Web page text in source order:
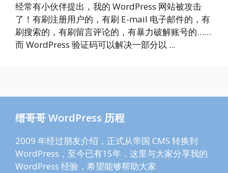
经常有小伙伴提出，我的 WordPress 网站被攻击
了！有刷注册用户的，有刷 E-mail 电子邮件的，有
刷搜索的，有刷留言评论的，有暴力破解账号的……
而 WordPress 验证码可以解决一部分以 ...
缙哥哥 WordPress 历程
2009 年经过朋友介绍，正式从帝国 CMS 转换到
WordPress，至今已有15年，这里与大家分享我的
WordPress 经验，希望能够帮助大家